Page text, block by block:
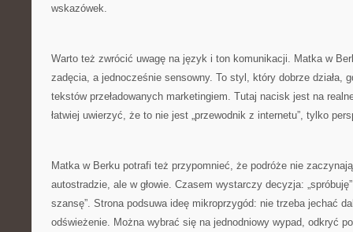
wskazówek.
Warto też zwrócić uwagę na język i ton komunikacji. Matka w
zadęcia, a jednocześnie sensowny. To styl, który dobrze działa,
tekstów przeładowanych marketingiem. Tutaj nacisk jest na
łatwiej uwierzyć, że to nie jest „przewodnik z internetu”, tylko
Matka w Berku potrafi też przypomnieć, że podróże nie
autostradzie, ale w głowie. Czasem wystarczy decyzja:
szansę”. Strona podsuwa ideę mikroprzygód: nie trzeba jechać
odświeżenie. Można wybrać się na jednodniowy wypad, odkryć